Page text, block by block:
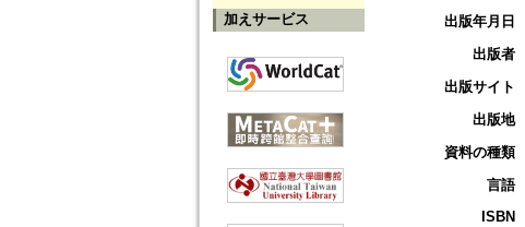
加えサービス
出版年月日
出版者
出版サイト
出版地
資料の種類
言語
ISBN